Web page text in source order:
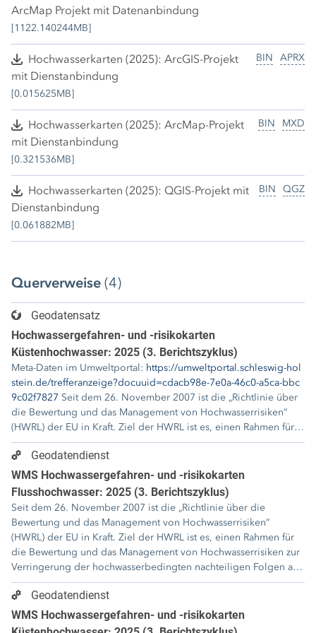
ArcMap Projekt mit Datenanbindung
[1122.140244MB]
APRX
BIN
Hochwasserkarten (2025): ArcGIS-Projekt
mit Dienstanbindung
[0.015625MB]
MXD
BIN
Hochwasserkarten (2025): ArcMap-Projekt
mit Dienstanbindung
[0.321536MB]
QGZ
BIN
Hochwasserkarten (2025): QGIS-Projekt mit
Dienstanbindung
[0.061882MB]
Querverweise (4)
Geodatensatz
Hochwassergefahren- und -risikokarten
Küstenhochwasser: 2025 (3. Berichtszyklus)
Meta-Daten im Umweltportal: https://umweltportal.schleswig-hol
stein.de/trefferanzeige?docuuid=cdacb98e-7e0a-46c0-a5ca-bbc
9c02f7827
die Bewertung und das Management von Hochwasserrisiken“
(HWRL) der EU in Kraft. Ziel der HWRL ist es, einen Rahmen für
die Bewertung und das Management von Hochwasserrisiken zur
Verringerung der hochwasserbedingten nachteiligen Folgen auf
die menschliche Gesundheit, die Umwelt, das Kulturerbe und
wirtschaftliche Tätigkeiten in der Gemeinschaft zu schaffen. Die
HWRL verfolgt damit den Zweck, durch einen grenzübergreifend
abgestimmten Hochwasserschutz in den Flussgebietseinheiten,
inklusive der Küstengebiete, die Hochwasserrisiken zu
reduzieren und die Hochwasservorsorge und das
Risikomanagement zu verbessern. Durch die Umsetzung soll die
Verbesserung der Eigenvorsorge der Kommunen und der
betroffenen Bürger erreicht werden.
erfassen die geografischen Gebiete, die nach folgenden
Geodatendienst
WMS Hochwassergefahren- und -risikokarten
Flusshochwasser: 2025 (3. Berichtszyklus)
Seit dem 26. November 2007 ist die „Richtlinie über die
Bewertung und das Management von Hochwasserrisiken“
(HWRL) der EU in Kraft. Ziel der HWRL ist es, einen Rahmen für
die Bewertung und das Management von Hochwasserrisiken zur
Verringerung der hochwasserbedingten nachteiligen Folgen auf
die menschliche Gesundheit, die Umwelt, das Kulturerbe und
wirtschaftliche Tätigkeiten in der Gemeinschaft zu schaffen. Die
HWRL verfolgt damit den Zweck, durch einen grenzübergreifend
abgestimmten Hochwasserschutz in den Flussgebietseinheiten,
Geodatendienst
WMS Hochwassergefahren- und -risikokarten